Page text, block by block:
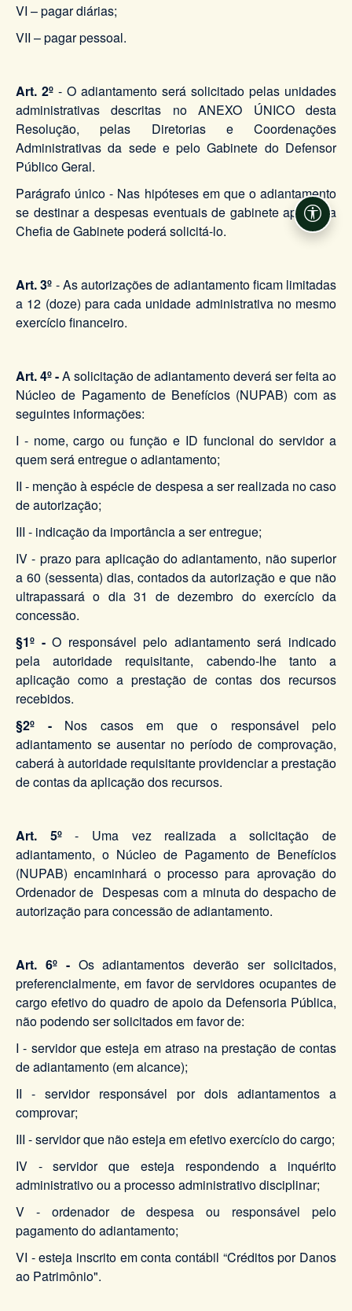
VI – pagar diárias;
VII – pagar pessoal.
Art. 2º - O adiantamento será solicitado pelas unidades
administrativas descritas no ANEXO ÚNICO desta
Resolução, pelas Diretorias e Coordenações
Administrativas da sede e pelo Gabinete do Defensor
Público Geral.
Parágrafo único - Nas hipóteses em que o adiantamento
se destinar a despesas eventuais de gabinete apenas a
Chefia de Gabinete poderá solicitá-lo.
Art. 3º - As autorizações de adiantamento ficam limitadas
a 12 (doze) para cada unidade administrativa no mesmo
exercício financeiro.
Art. 4º -A solicitação de adiantamento deverá ser feita ao
Núcleo de Pagamento de Benefícios (NUPAB) com as
seguintes informações:
I - nome, cargo ou função e ID funcional do servidor a
quem será entregue o adiantamento;
II - menção à espécie de despesa a ser realizada no caso
de autorização;
III - indicação da importância a ser entregue;
IV - prazo para aplicação do adiantamento, não superior
a 60 (sessenta) dias, contados da autorização e que não
ultrapassará o dia 31 de dezembro do exercício da
concessão.
§1º -O responsável pelo adiantamento será indicado
pela autoridade requisitante, cabendo-lhe tanto a
aplicação como a prestação de contas dos recursos
recebidos.
§2º - Nos casos em que o responsável pelo
adiantamento se ausentar no período de comprovação,
caberá à autoridade requisitante providenciar a prestação
de contas da aplicação dos recursos.
Art. 5º- Uma vez realizada a solicitação de
adiantamento, o Núcleo de Pagamento de Benefícios
(NUPAB) encaminhará o processo para aprovação do
Ordenador de Despesas com a minuta do despacho de
autorização para concessão de adiantamento.
Art. 6º - Os adiantamentos deverão ser solicitados,
preferencialmente, em favor de servidores ocupantes de
cargo efetivo do quadro de apoio da Defensoria Pública,
não podendo ser solicitados em favor de:
I - servidor que esteja em atraso na prestação de contas
de adiantamento (em alcance);
II - servidor responsável por dois adiantamentos a
comprovar;
III - servidor que não esteja em efetivo exercício do cargo;
IV - servidor que esteja respondendo a inquérito
administrativo ou a processo administrativo disciplinar;
V - ordenador de despesa ou responsável pelo
pagamento do adiantamento;
VI - esteja inscrito em conta contábil “Créditos por Danos
ao Patrimônio".